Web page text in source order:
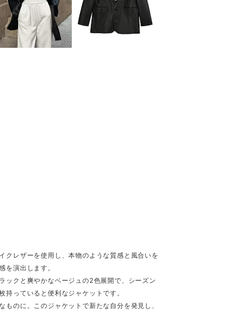
クレザーを使用し、本物のような質感と風合いを
を演出します。
ックと爽やかなベージュの2色展開で、シーズン
っていると便利なジャケットです。
のに。このジャケットで新たな自分を発見し、